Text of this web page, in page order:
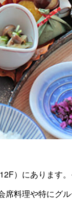
1 2
）にあります
料理や特にグ